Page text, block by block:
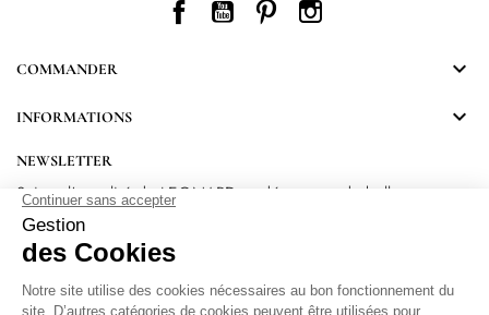
Facebook
YouTube
PinterestInstagram
COMMANDER 
INFORMATIONS 
NEWSLETTER
Suivez l’actualité de LEONARD et découvrez de belles
surprises.